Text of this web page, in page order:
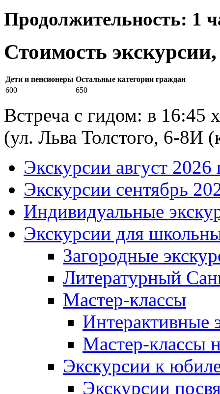
Продолжительность: 1
Стоимость
Дети и пенсионеры Остальные категории граждан
600
650
Встреча с гидом: в 16:45
(ул. Льва Толстого, 6-8И
Экскурсии август 2026
Экскурсии сентябрь
Индивидуальные
Экскурсии для
Загородные
Литературный
Мастер-классы
Интерактивные
Мастер-классы
Экскурсии к
Экскурсии